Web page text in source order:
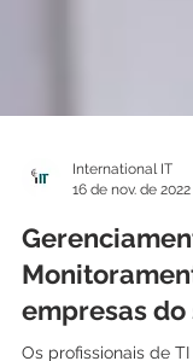
International IT
16 de nov. de 2022